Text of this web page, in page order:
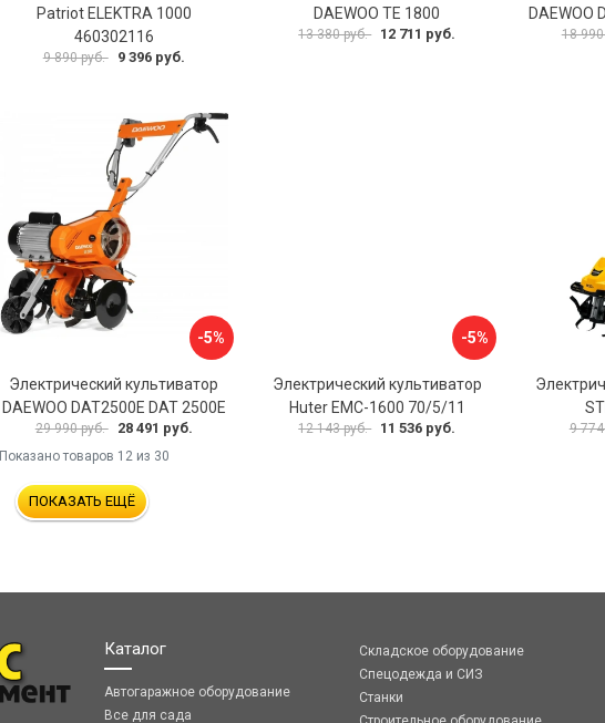
Patriot ELEKTRA 1000
460302116
9 890 руб. 9 396 руб.
DAEWOO TE 1800
13 380 руб. 12 711 руб.
DAEWOO
18
-5%
Электрический культиватор
DAEWOO DAT2500E DAT 2500E
29 990 руб. 28 491 руб.
-5%
Электрический культиватор
Huter EMC-1600 70/5/11
12 143 руб. 11 536 руб. 9
Показано товаров 12 из 30
ПОКАЗАТЬ ЕЩЁ
Каталог
Автогаражное оборудование
Все для сада
Складское оборудование
Спецодежда и СИЗ
Станки